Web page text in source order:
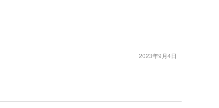
2023年9月4日